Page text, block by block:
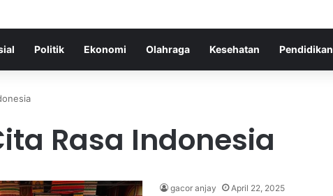
Politik Ekonomi Olahraga Kesehatan Pendidikan
Rasa Indonesia
gacor anjay April 22, 2025